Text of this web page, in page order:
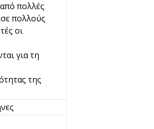
πολλές
σε πολλούς
οι
για τη
της